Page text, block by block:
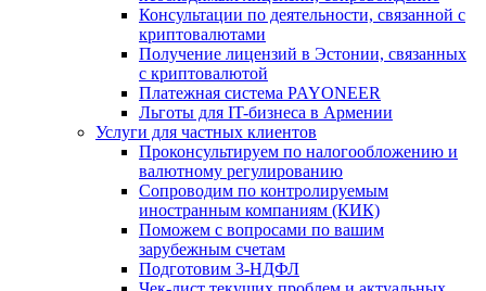
Консультации по деятельности, связанной с
криптовалютами
Получение лицензий в Эстонии, связанных
с криптовалютой
Платежная система PAYONEER
Льготы для IT-бизнеса в Армении
Услуги для частных клиентов
Проконсультируем по налогообложению и
валютному регулированию
Сопроводим по контролируемым
иностранным компаниям (КИК)
Поможем с вопросами по вашим
зарубежным счетам
Подготовим 3-НДФЛ